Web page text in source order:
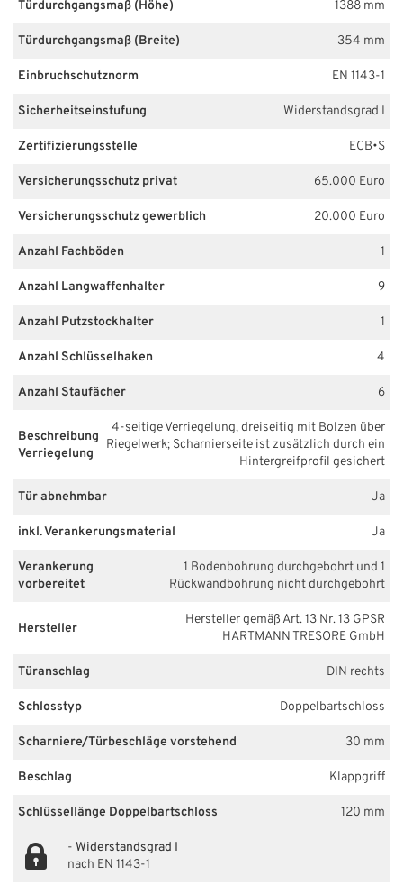
Türdurchgangsmaß (Höhe) 1388 mm
Türdurchgangsmaß (Breite) 354 mm
Einbruchschutznorm EN 1143-1
Sicherheitseinstufung Widerstandsgrad I
Zertifizierungsstelle ECB•S
Versicherungsschutz privat 65.000 Euro
Versicherungsschutz gewerblich 20.000 Euro
Anzahl Fachböden 1
Anzahl Langwaffenhalter 9
Anzahl Putzstockhalter 1
Anzahl Schlüsselhaken 4
Anzahl Staufächer 6
Beschreibung
Verriegelung
4-seitige Verriegelung, dreiseitig mit Bolzen über
Riegelwerk; Scharnierseite ist zusätzlich durch ein
Hintergreifprofil gesichert
Tür abnehmbar Ja
inkl. Verankerungsmaterial Ja
Verankerung
vorbereitet
1 Bodenbohrung durchgebohrt und 1
Rückwandbohrung nicht durchgebohrt
Hersteller
Hersteller gemäß Art. 13 Nr. 13 GPSR
HARTMANN TRESORE GmbH
Türanschlag DIN rechts
Schlosstyp Doppelbartschloss
Scharniere/Türbeschläge vorstehend 30 mm
Beschlag Klappgriff
Schlüssellänge Doppelbartschloss 120 mm
- Widerstandsgrad I
nach EN 1143-1